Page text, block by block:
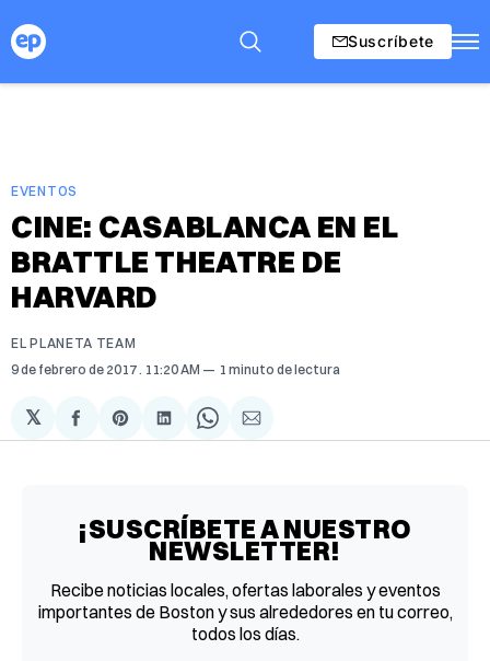
Suscríbete
EVENTOS
CINE: CASABLANCA EN EL
BRATTLE THEATRE DE
HARVARD
EL PLANETA TEAM
9 de febrero de 2017 . 11:20 AM 1 minuto de lectura
𝕏
Compartir
en
Share
on
Compartir
en
Share
on
Compartir
via
¡SUSCRÍBETE A NUESTRO
NEWSLETTER!
Recibe noticias locales, ofertas laborales y eventos
importantes de Boston y sus alrededores en tu correo,
todos los días.